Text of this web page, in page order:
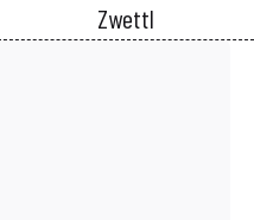
Zwettl